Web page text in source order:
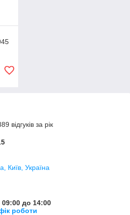
відгуків за рік
Київ, Україна
до 14:00
роботи